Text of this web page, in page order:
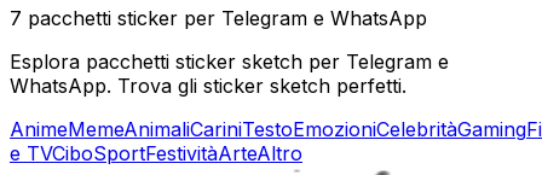
7 pacchetti sticker per Telegram e WhatsApp
Esplora pacchetti sticker sketch per Telegram e
WhatsApp. Trova gli sticker sketch perfetti.
AnimeMemeAnimaliCariniTestoEmozioniCelebritàGaming
e TVCiboSportFestivitàArteAltro